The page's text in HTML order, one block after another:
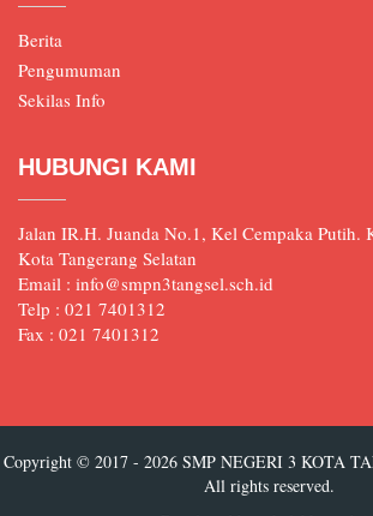
Berita
Pengumuman
Sekilas Info
HUBUNGI KAMI
Jalan IR.H. Juanda No.1, Kel Cempaka Putih.
Kota Tangerang Selatan
Email : info@smpn3tangsel.sch.id
Telp : 021 7401312
Fax : 021 7401312
Copyright © 2017 - 2026 SMP NEGERI 3 KOTA
All rights reserved.